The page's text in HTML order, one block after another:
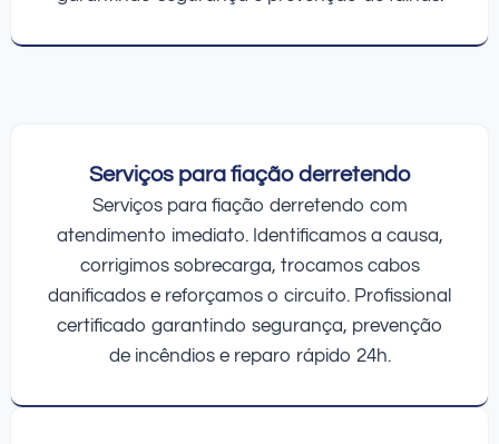
Serviços para fiação derretendo
Serviços para fiação derretendo com
atendimento imediato. Identificamos a causa,
corrigimos sobrecarga, trocamos cabos
danificados e reforçamos o circuito. Profissional
certificado garantindo segurança, prevenção
de incêndios e reparo rápido 24h.